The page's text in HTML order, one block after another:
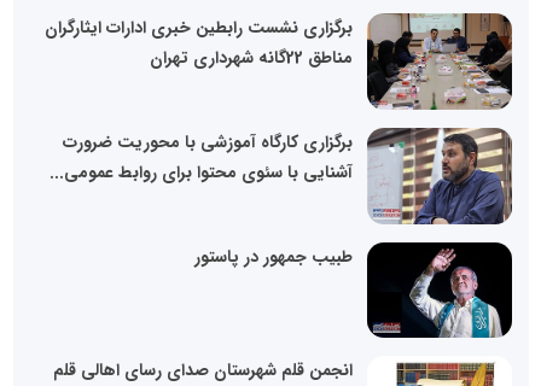
برگزاری نشست رابطین خبری ادارات ایثارگران
مناطق 22گانه شهرداری تهران
برگزاری کارگاه آموزشی با محوریت ضرورت
آشنایی با سئوی محتوا برای روابط عمومی...
طبیب جمهور در پاستور
انجمن قلم شهرستان صدای رسای اهالی قلم